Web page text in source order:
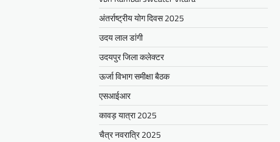
अंतर्राष्ट्रीय योग दिवस 2025
उदय लाल डांगी
उदयपुर जिला कलेक्टर
ऊर्जा विभाग समीक्षा बैठक
एसआईआर
कावड़ यात्रा 2025
चैत्र नवरात्रि 2025